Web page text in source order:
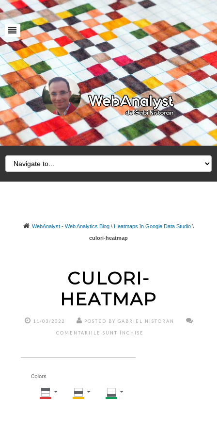
WebAnalyst - Web Analytics Blog \ Heatmaps în Google Data Studio \
culori-heatmap
CULORI-
HEATMAP
11/03/2022 POSTED BY GABRIEL NISTORAN
COMENTARIILE SUNT ÎNCHISE